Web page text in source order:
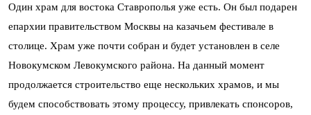
Один храм для востока Ставрополья уже есть. Он был подарен
епархии правительством Москвы на казачьем фестивале в
столице. Храм уже почти собран и будет установлен в селе
Новокумском Левокумского района. На данный момент
продолжается строительство еще нескольких храмов, и мы
будем способствовать этому процессу, привлекать спонсоров,